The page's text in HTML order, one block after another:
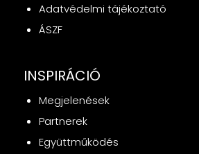
Adatvédelmi tájékoztató
ÁSZF
INSPIRÁCIÓ
Megjelenések
Partnerek
Együttműködés